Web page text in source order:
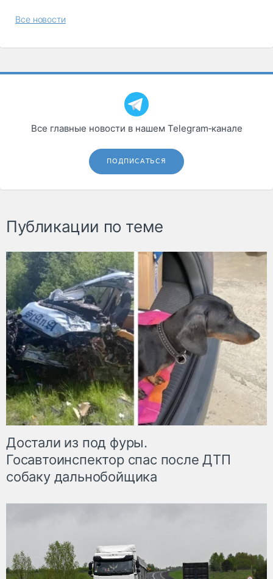
Все новости
Все главные новости в нашем Telegram‑канале
ПОДПИСАТЬСЯ
Публикации по теме
Достали из под фуры.
Госавтоинспектор спас после ДТП
собаку дальнобойщика